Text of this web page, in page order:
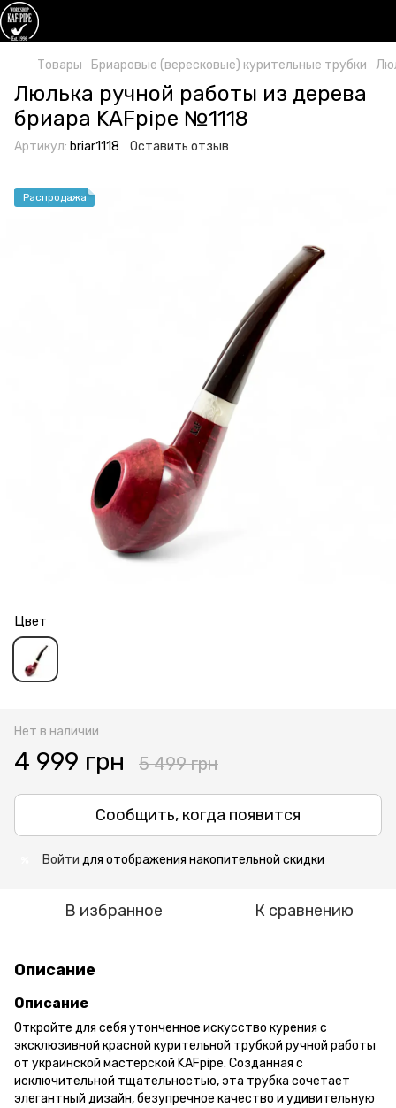
Товары Бриаровые (вересковые) курительные трубки
Люлька ручной работы из дерева
бриара KAFpipe №1118
Артикул: briar1118 Оставить отзыв
Распродажа
Цвет
Нет в наличии
4 999 грн 5 499 грн
Сообщить, когда появится
Войти для отображения накопительной скидки
В избранное К сравнению
Описание
Описание
Откройте для себя утонченное искусство курения с
эксклюзивной красной курительной трубкой ручной работы
от украинской мастерской KAFpipe. Созданная с
исключительной тщательностью, эта трубка сочетает
элегантный дизайн, безупречное качество и удивительную